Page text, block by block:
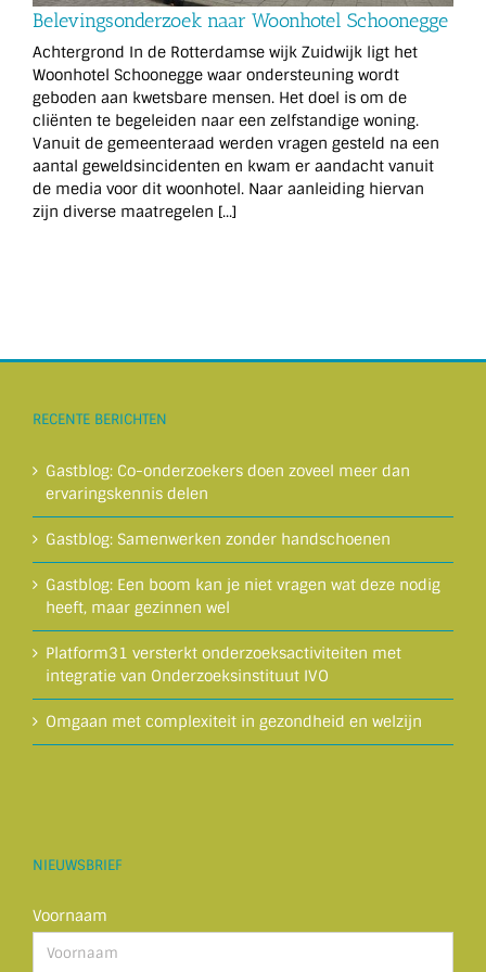
Belevingsonderzoek naar Woonhotel Schoonegge
Achtergrond In de Rotterdamse wijk Zuidwijk ligt het
Woonhotel Schoonegge waar ondersteuning wordt
geboden aan kwetsbare mensen. Het doel is om de
cliënten te begeleiden naar een zelfstandige woning.
Vanuit de gemeenteraad werden vragen gesteld na een
aantal geweldsincidenten en kwam er aandacht vanuit
de media voor dit woonhotel. Naar aanleiding hiervan
zijn diverse maatregelen [...]
RECENTE BERICHTEN
Gastblog: Co-onderzoekers doen zoveel meer dan
ervaringskennis delen
Gastblog: Samenwerken zonder handschoenen
Gastblog: Een boom kan je niet vragen wat deze nodig
heeft, maar gezinnen wel
Platform31 versterkt onderzoeksactiviteiten met
integratie van Onderzoeksinstituut IVO
Omgaan met complexiteit in gezondheid en welzijn
NIEUWSBRIEF
Voornaam